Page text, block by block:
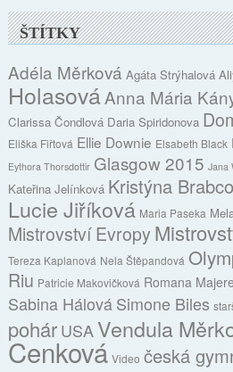
ŠTÍTKY
Adéla Měrková Agáta Strýhalová
HolasováAnna Mária
Clarissa Čondlová Daria Spiridonova
Eliška Fiřtová Ellie Downie Elsabeth Black
Eythora Thorsdottir Glasgow 2015 Jana
Kateřina Jelínková Kristýna
Lucie Jiříková Maria Paseka
Mistrovství Evropy
Tereza Kaplanová Nela Štěpandová
Riu Patricie Makovičková Romana
Sabina HálováSimone Biles
pohárUSAVendula
Cenková Video česká